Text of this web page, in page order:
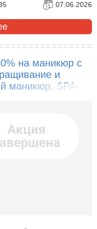
07.06.2026
на маникюр с
и
маникюр, SPA-